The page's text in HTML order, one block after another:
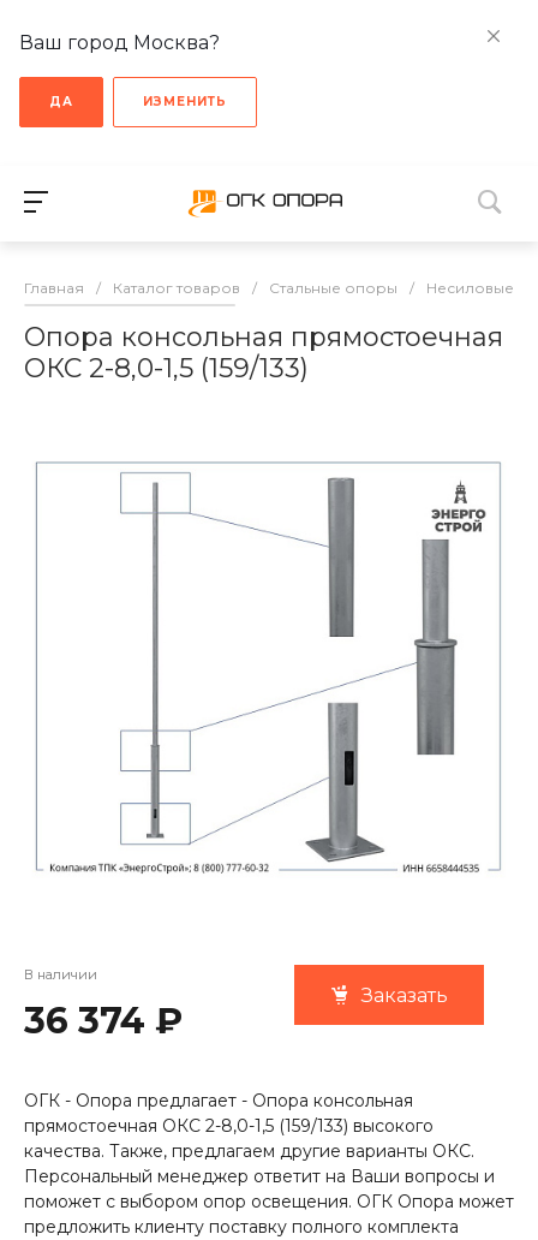
Ваш город Москва?
ДА ИЗМЕНИТЬ
Главная / Каталог товаров / Стальные опоры / Несиловые
Опора консольная прямостоечная
ОКС 2-8,0-1,5 (159/133)
В наличии
36 374 ₽
Заказать
ОГК - Опора предлагает - Опора консольная
прямостоечная ОКС 2-8,0-1,5 (159/133) высокого
качества. Также, предлагаем другие варианты ОКС.
Персональный менеджер ответит на Ваши вопросы и
поможет с выбором опор освещения. ОГК Опора может
предложить клиенту поставку полного комплекта